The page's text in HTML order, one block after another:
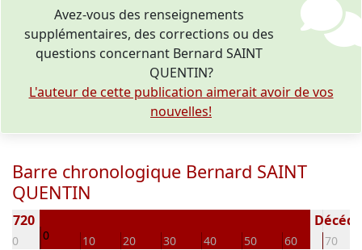
Avez-vous des renseignements
supplémentaires, des corrections ou des
questions concernant Bernard SAINT
QUENTIN?
L'auteur de cette publication aimerait avoir de vos
nouvelles!
Barre chronologique Bernard SAINT
QUENTIN
-10 0 10 20 30 40 50 60 70
720